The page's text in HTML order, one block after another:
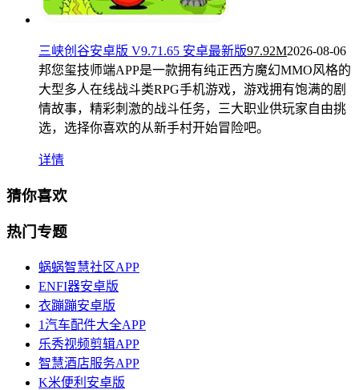
三峡创谷安卓版 V9.71.65 安卓最新版97.92M2026-08-06
邦您玺技师端APP是一款拥有纯正西方魔幻MMO风格的
大型多人在线战斗类RPG手机游戏，游戏拥有饱满的剧
情故事，精彩刺激的战斗任务，三大职业供玩家自由挑
选，选择你喜欢的从新手村开始冒险吧。
详情
猜你喜欢
热门专题
蜗蜗智慧社区APP
ENFI器安卓版
衣蹦蹦安卓版
1汽车配件大全APP
乐秀视频剪辑APP
智慧酒店服务APP
K米便利安卓版